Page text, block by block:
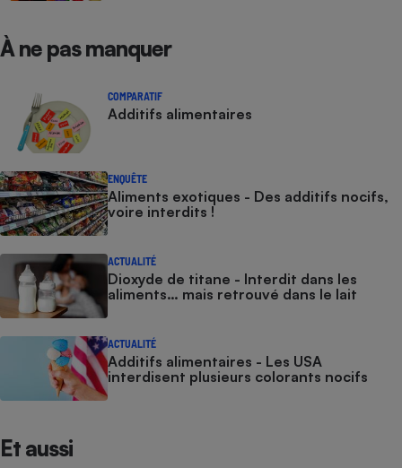
À ne pas manquer
COMPARATIF
Additifs alimentaires
ENQUÊTE
Aliments exotiques - Des additifs nocifs,
voire interdits !
ACTUALITÉ
Dioxyde de titane - Interdit dans les
aliments… mais retrouvé dans le lait
ACTUALITÉ
Additifs alimentaires - Les USA
interdisent plusieurs colorants nocifs
Et aussi